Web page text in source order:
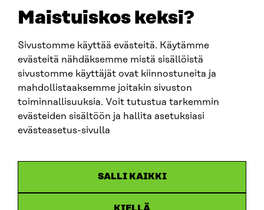
Maistuiskos keksi?
Sivustomme käyttää evästeitä. Käytämme
evästeitä nähdäksemme mistä sisällöistä
sivustomme käyttäjät ovat kiinnostuneita ja
mahdollistaaksemme joitakin sivuston
toiminnallisuuksia. Voit tutustua tarkemmin
evästeiden sisältöön ja hallita asetuksiasi
evästeasetus-sivulla
SALLI KAIKKI
fornamn.efternamn@sitra.fi
SITRA PÅ SOCIALA MEDIER
LinkedIn
Instagram
YouTube